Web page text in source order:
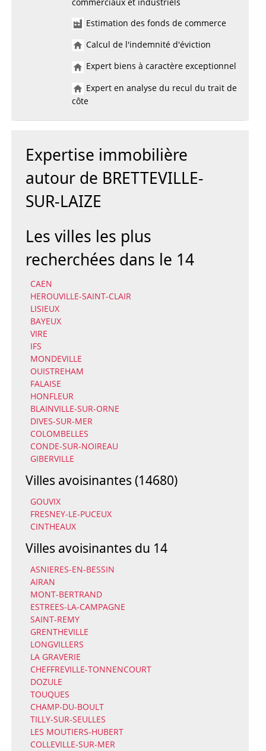
Estimation des fonds de commerce
Calcul de l'indemnité d'éviction
Expert biens à caractère exceptionnel
Expert en analyse du recul du trait de
côte
Expertise immobilière
autour de BRETTEVILLE-
SUR-LAIZE
Les villes les plus
recherchées dans le 14
CAEN
HEROUVILLE-SAINT-CLAIR
LISIEUX
BAYEUX
VIRE
IFS
MONDEVILLE
OUISTREHAM
FALAISE
HONFLEUR
BLAINVILLE-SUR-ORNE
DIVES-SUR-MER
COLOMBELLES
CONDE-SUR-NOIREAU
GIBERVILLE
Villes avoisinantes (14680)
GOUVIX
FRESNEY-LE-PUCEUX
CINTHEAUX
Villes avoisinantes du 14
ASNIERES-EN-BESSIN
AIRAN
MONT-BERTRAND
ESTREES-LA-CAMPAGNE
SAINT-REMY
GRENTHEVILLE
LONGVILLERS
LA GRAVERIE
CHEFFREVILLE-TONNENCOURT
DOZULE
TOUQUES
CHAMP-DU-BOULT
TILLY-SUR-SEULLES
LES MOUTIERS-HUBERT
COLLEVILLE-SUR-MER